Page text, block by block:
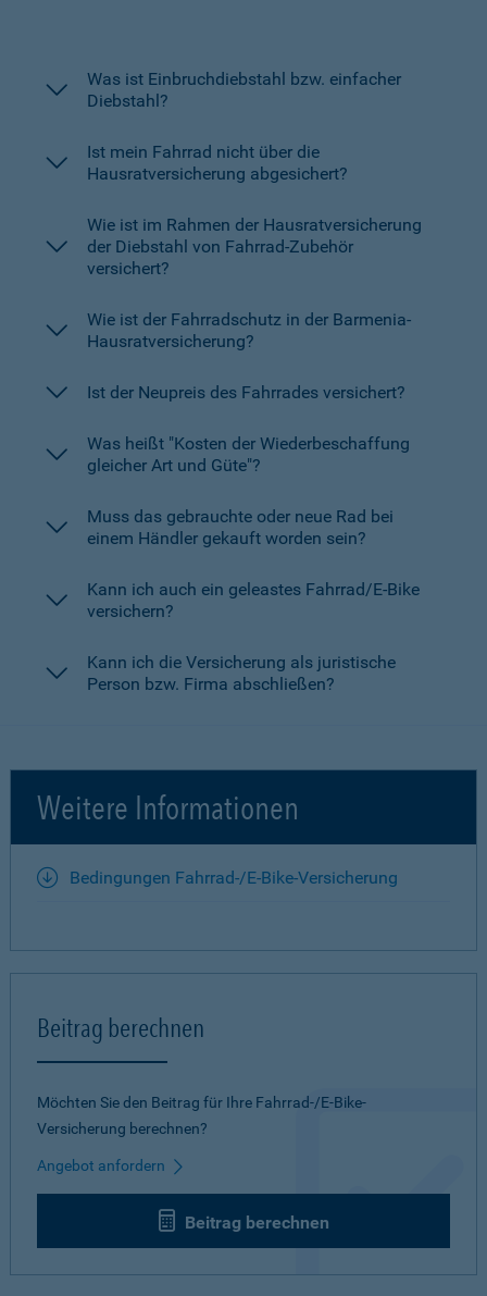
Was ist Einbruchdiebstahl bzw. einfacher
Diebstahl?
Ist mein Fahrrad nicht über die
Hausratversicherung abgesichert?
Wie ist im Rahmen der Hausratversicherung
der Diebstahl von Fahrrad-Zubehör
versichert?
Wie ist der Fahrradschutz in der Barmenia-
Hausratversicherung?
Ist der Neupreis des Fahrrades versichert?
Was heißt "Kosten der Wiederbeschaffung
gleicher Art und Güte"?
Muss das gebrauchte oder neue Rad bei
einem Händler gekauft worden sein?
Kann ich auch ein geleastes Fahrrad/E-Bike
versichern?
Kann ich die Versicherung als juristische
Person bzw. Firma abschließen?
Weitere Informationen
Bedingungen Fahrrad-/E-Bike-Versicherung
Beitrag berechnen
Möchten Sie den Beitrag für Ihre Fahrrad-/E-Bike-
Versicherung berechnen?
Angebot anfordern
Beitrag berechnen